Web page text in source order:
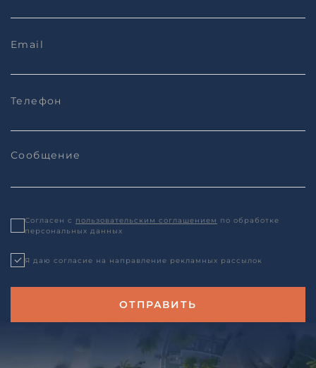
Согласен с пользовательским соглашением по обработке
персональных данных
Я даю согласие на направление рекламных рассылок